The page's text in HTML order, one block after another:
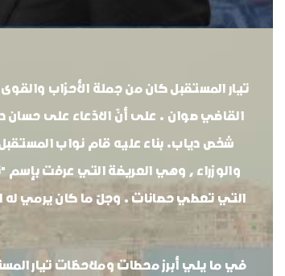
تيار المستقبل كان من جملة الأحزاب
القاضي صوان . على أنّ الادّعاء على حسان
شخص دياب. بناء عليه قام نواب المستقبل
والوزراء ، وهي العريضة التي عرفت بإسم
التي تعطي حصانات . وجلّ ما كان يرمي له
في ما يلي أبرز محطات وملاحظات تيار